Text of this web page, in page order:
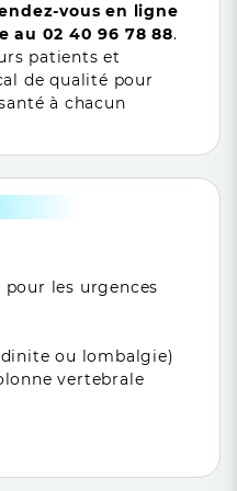
vous en ligne
au 02 40 96 78 88.
patients et
de qualité pour
à chacun
les urgences
ou lombalgie)
vertebrale